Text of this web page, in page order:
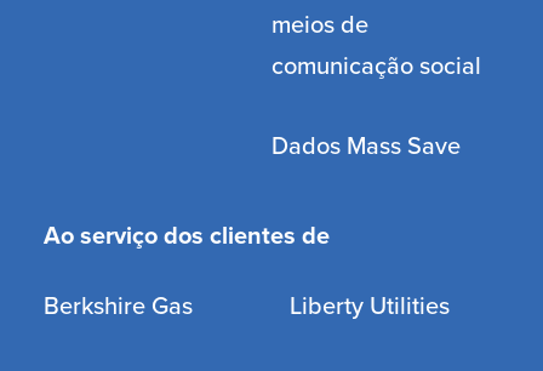
meios de
comunicação social
Dados Mass Save
Ao serviço dos clientes de
Berkshire Gas Liberty Utilities